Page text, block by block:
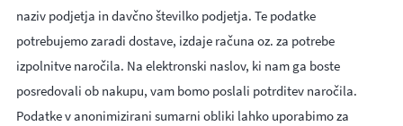
naziv podjetja in davčno številko podjetja. Te podatke
potrebujemo zaradi dostave, izdaje računa oz. za potrebe
izpolnitve naročila. Na elektronski naslov, ki nam ga boste
posredovali ob nakupu, vam bomo poslali potrditev naročila.
Podatke v anonimizirani sumarni obliki lahko uporabimo za